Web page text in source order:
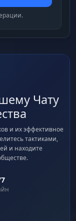
Чату
и их эффективное
тактиками,
и находите